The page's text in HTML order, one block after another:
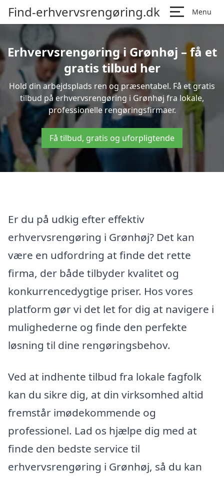
Find-erhvervsrengøring.dk Menu
Erhvervsrengøring i Grønhøj – få et
gratis tilbud her
Hold din arbejdsplads ren og præsentabel. Få et gratis
tilbud på erhvervsrengøring i Grønhøj fra lokale,
professionelle rengøringsfirmaer.
Få tilbud, gratis og uforpligtende
Er du på udkig efter effektiv
erhvervsrengøring i Grønhøj? Det kan
være en udfordring at finde det rette
firma, der både tilbyder kvalitet og
konkurrencedygtige priser. Hos vores
platform gør vi det let for dig at navigere i
mulighederne og finde den perfekte
løsning til dine rengøringsbehov.
Ved at indhente tilbud fra lokale fagfolk
kan du sikre dig, at din virksomhed altid
fremstår imødekommende og
professionel. Lad os hjælpe dig med at
finde den bedste service til
erhvervsrengøring i Grønhøj, så du kan